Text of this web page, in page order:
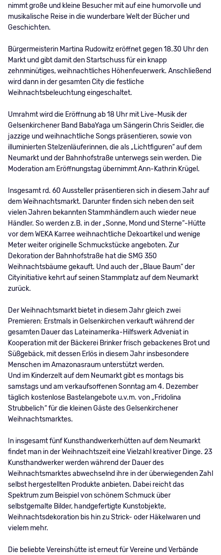
nimmt große und kleine Besucher mit auf eine humorvolle und
musikalische Reise in die wunderbare Welt der Bücher und
Geschichten.
Bürgermeisterin Martina Rudowitz eröffnet gegen 18.30 Uhr den
Markt und gibt damit den Startschuss für ein knapp
zehnminütiges, weihnachtliches Höhenfeuerwerk. Anschließend
wird dann in der gesamten City die festliche
Weihnachtsbeleuchtung eingeschaltet.
Umrahmt wird die Eröffnung ab 18 Uhr mit Live-Musik der
Gelsenkirchener Band BabaYaga um Sängerin Chris Seidler, die
jazzige und weihnachtliche Songs präsentieren, sowie von
illuminierten Stelzenläuferinnen, die als „Lichtfiguren“ auf dem
Neumarkt und der Bahnhofstraße unterwegs sein werden. Die
Moderation am Eröffnungstag übernimmt Ann-Kathrin Krügel.
Insgesamt rd. 60 Aussteller präsentieren sich in diesem Jahr auf
dem Weihnachtsmarkt. Darunter finden sich neben den seit
vielen Jahren bekannten Stammhändlern auch wieder neue
Händler. So werden z.B. in der „Sonne, Mond und Sterne“-Hütte
vor dem WEKA Karree weihnachtliche Dekoartikel und wenige
Meter weiter originelle Schmuckstücke angeboten. Zur
Dekoration der Bahnhofstraße hat die SMG 350
Weihnachtsbäume gekauft. Und auch der „Blaue Baum“ der
Cityinitiative kehrt auf seinen Stammplatz auf dem Neumarkt
zurück.
Der Weihnachtsmarkt bietet in diesem Jahr gleich zwei
Premieren: Erstmals in Gelsenkirchen verkauft während der
gesamten Dauer das Lateinamerika-Hilfswerk Adveniat in
Kooperation mit der Bäckerei Brinker frisch gebackenes Brot und
Süßgebäck, mit dessen Erlös in diesem Jahr insbesondere
Menschen im Amazonasraum unterstützt werden.
Und im Kinderzelt auf dem Neumarkt gibt es montags bis
samstags und am verkaufsoffenen Sonntag am 4. Dezember
täglich kostenlose Bastelangebote u.v.m. von „Fridolina
Strubbelich“ für die kleinen Gäste des Gelsenkirchener
Weihnachtsmarktes.
In insgesamt fünf Kunsthandwerkerhütten auf dem Neumarkt
findet man in der Weihnachtszeit eine Vielzahl kreativer Dinge. 23
Kunsthandwerker werden während der Dauer des
Weihnachtsmarktes abwechselnd ihre in der überwiegenden Zahl
selbst hergestellten Produkte anbieten. Dabei reicht das
Spektrum zum Beispiel von schönem Schmuck über
selbstgemalte Bilder, handgefertigte Kunstobjekte,
Weihnachtsdekoration bis hin zu Strick- oder Häkelwaren und
vielem mehr.
Die beliebte Vereinshütte ist erneut für Vereine und Verbände